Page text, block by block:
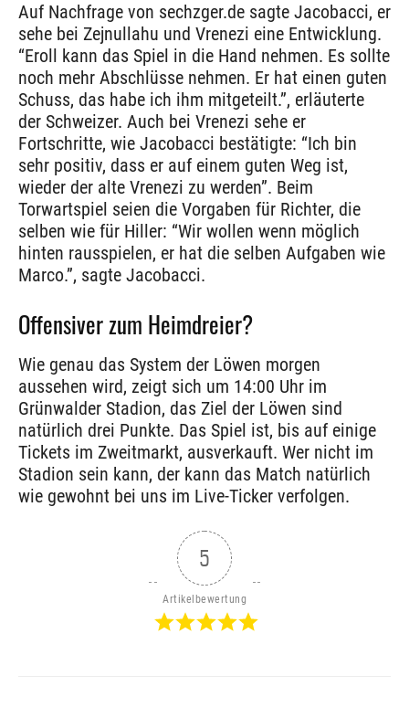
Auf Nachfrage von sechzger.de sagte Jacobacci, er
sehe bei Zejnullahu und Vrenezi eine Entwicklung.
“Eroll kann das Spiel in die Hand nehmen. Es sollte
noch mehr Abschlüsse nehmen. Er hat einen guten
Schuss, das habe ich ihm mitgeteilt.”, erläuterte
der Schweizer. Auch bei Vrenezi sehe er
Fortschritte, wie Jacobacci bestätigte: “Ich bin
sehr positiv, dass er auf einem guten Weg ist,
wieder der alte Vrenezi zu werden”. Beim
Torwartspiel seien die Vorgaben für Richter, die
selben wie für Hiller: “Wir wollen wenn möglich
hinten rausspielen, er hat die selben Aufgaben wie
Marco.”, sagte Jacobacci.
Offensiver zum Heimdreier?
Wie genau das System der Löwen morgen
aussehen wird, zeigt sich um 14:00 Uhr im
Grünwalder Stadion, das Ziel der Löwen sind
natürlich drei Punkte. Das Spiel ist, bis auf einige
Tickets im Zweitmarkt, ausverkauft. Wer nicht im
Stadion sein kann, der kann das Match natürlich
wie gewohnt bei uns im Live-Ticker verfolgen.
5
Artikelbewertung